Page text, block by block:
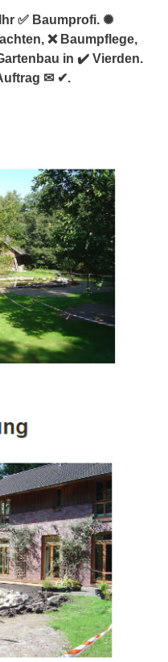
✅ Baumprofi. ✺
❌ Baumpflege,
in ✔️ Vierden.
✉ ✔.